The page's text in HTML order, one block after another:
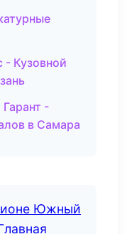
- Кузовной
-
в Самара
Южный